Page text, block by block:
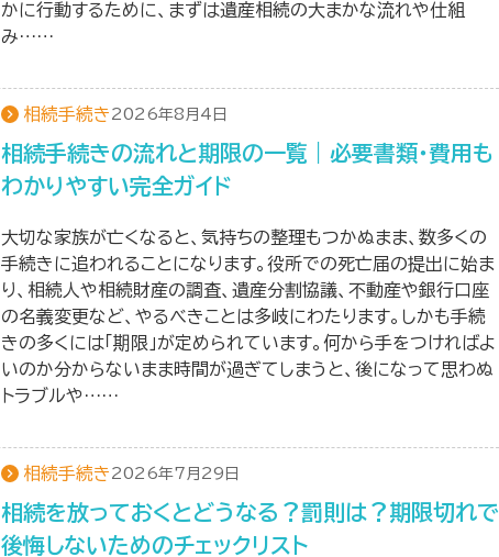
かに行動するために、まずは遺産相続の大まかな流れや仕組
み……
相続手続き 2026年8月4日
相続手続きの流れと期限の一覧｜必要書類・費用も
わかりやすい完全ガイド
大切な家族が亡くなると、気持ちの整理もつかぬまま、数多くの
手続きに追われることになります。役所での死亡届の提出に始ま
り、相続人や相続財産の調査、遺産分割協議、不動産や銀行口座
の名義変更など、やるべきことは多岐にわたります。しかも手続
きの多くには「期限」が定められています。何から手をつければよ
いのか分からないまま時間が過ぎてしまうと、後になって思わぬ
トラブルや……
相続手続き 2026年7月29日
相続を放っておくとどうなる？罰則は？期限切れで
後悔しないためのチェックリスト